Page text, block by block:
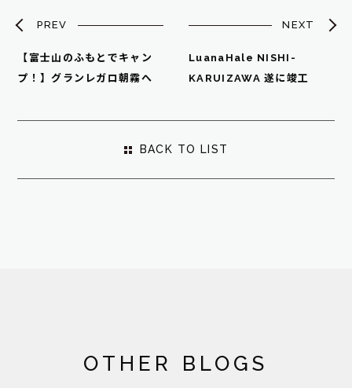
PREV
【富士山のふもとでキャン
プ！】グランレガロ朝霧へ
NEXT
LuanaHale NISHI-
KARUIZAWA 遂に竣工
BACK TO LIST
OTHER BLOGS